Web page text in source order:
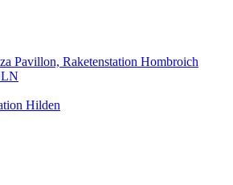
Pavillon, Raketenstation Hombroich
Hilden